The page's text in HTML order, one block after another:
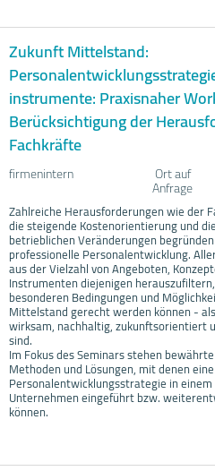
Zukunft Mittelstand:
instrumente: Praxisnaher
Berücksichtigung der
Fachkräfte
firmenintern Ort auf
Anfrage
Zahlreiche Herausforderungen wie der
die steigende Kostenorientierung und
betrieblichen Veränderungen
professionelle Personalentwicklung.
aus der Vielzahl von Angeboten,
Instrumenten diejenigen
besonderen Bedingungen und
Mittelstand gerecht werden können -
wirksam, nachhaltig, zukunftsorientiert
sind.
Im Fokus des Seminars stehen
Methoden und Lösungen, mit denen
Personalentwicklungsstrategie in
Unternehmen eingeführt bzw.
können.